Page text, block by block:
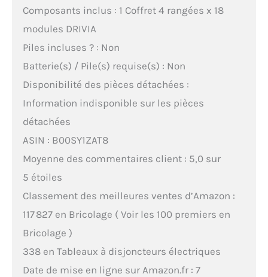
Composants inclus : 1 Coffret 4 rangées x 18
modules DRIVIA
Piles incluses ? : Non
Batterie(s) / Pile(s) requise(s) : Non
Disponibilité des pièces détachées :
Information indisponible sur les pièces
détachées
ASIN : B00SY1ZAT8
Moyenne des commentaires client : 5,0 sur
5 étoiles
Classement des meilleures ventes d’Amazon :
117 827 en Bricolage ( Voir les 100 premiers en
Bricolage )
338 en Tableaux à disjoncteurs électriques
Date de mise en ligne sur Amazon.fr : 7